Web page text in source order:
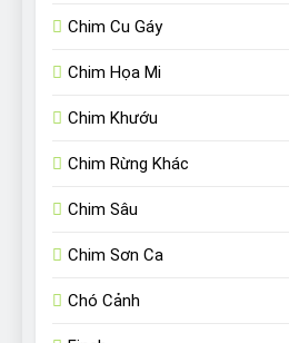
Chim Cu Gáy
Chim Họa Mi
Chim Khướu
Chim Rừng Khác
Chim Sâu
Chim Sơn Ca
Chó Cảnh